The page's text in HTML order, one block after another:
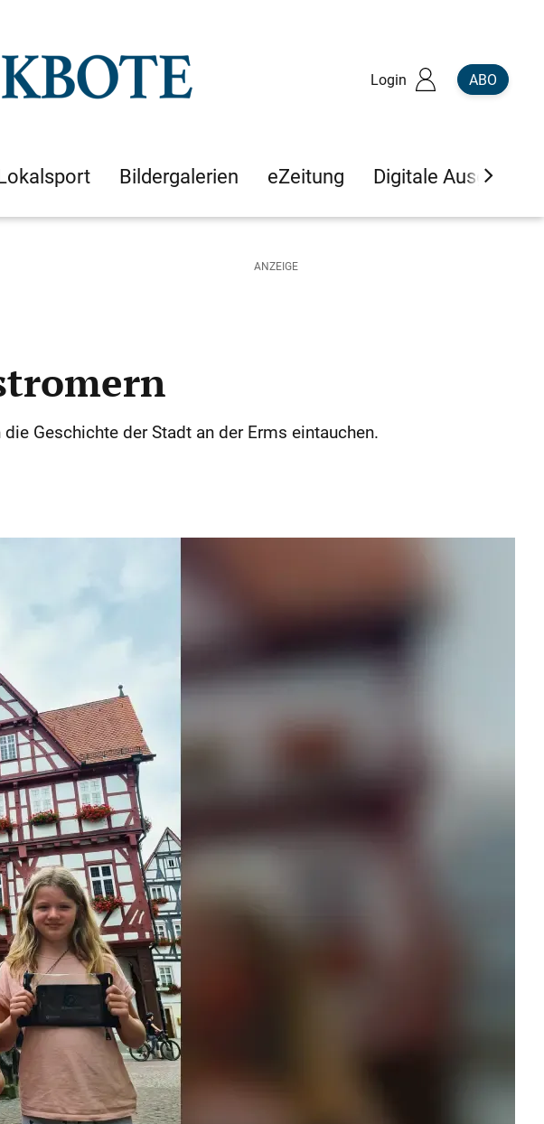
Login ABO
Bildergalerien eZeitung Digitale Ausgaben
Geschichte der Stadt an der Erms ­eintauchen.